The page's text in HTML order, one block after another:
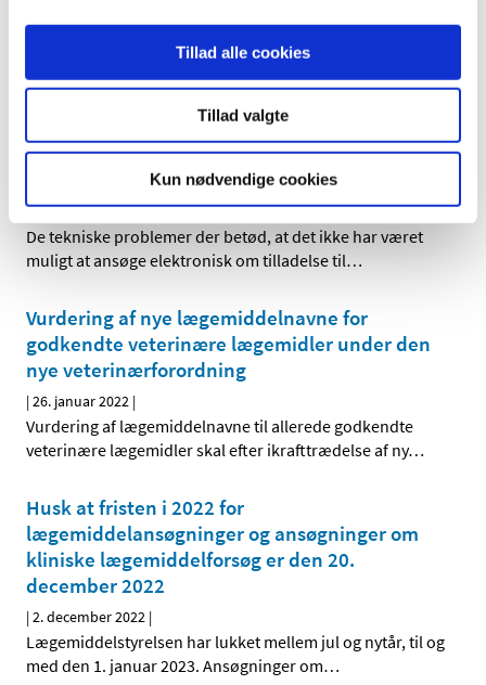
Tillad alle cookies
Tillad valgte
Kun nødvendige cookies
Der er desværre i øjeblikket tekniske problemer med
DKMAnet. Det er derfor ikke muligt digitalt at søge om…
Det er igen muligt at ansøge om tilladelse til
parallelimport via DKMAnet
|2. november 2017|
De tekniske problemer der betød, at det ikke har været
muligt at ansøge elektronisk om tilladelse til…
Vurdering af nye lægemiddelnavne for
godkendte veterinære lægemidler under den
nye veterinærforordning
|26. januar 2022 |
Vurdering af lægemiddelnavne til allerede godkendte
veterinære lægemidler skal efter ikrafttrædelse af ny…
Husk at fristen i 2022 for
lægemiddelansøgninger og ansøgninger om
kliniske lægemiddelforsøg er den 20.
december 2022
|2. december 2022 |
Lægemiddelstyrelsen har lukket mellem jul og nytår, til og
med den 1. januar 2023. Ansøgninger om…